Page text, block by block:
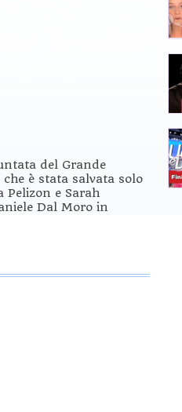
del Grande
è stata salvata solo
Pelizon e Sarah
Dal Moro in